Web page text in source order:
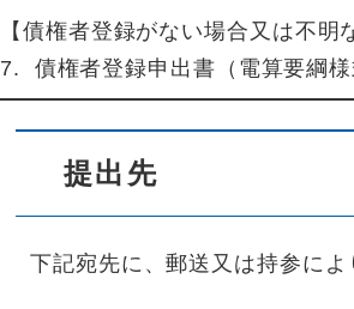
【債権者登録がない場合又は不明
7. 債権者登録申出書（電算要綱様
提出先
下記宛先に、郵送又は持参によ